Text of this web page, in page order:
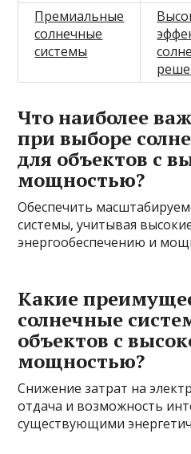
Премиальные
солнечные
системы
Что наиболее
при выборе
для объектов с
мощностью?
Обеспечить
системы, учитывая
энергообеспечению и
Какие
солнечные
объектов с
мощностью?
Снижение затрат на
отдача и возможность
существующими